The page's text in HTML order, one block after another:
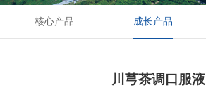
核心产品 成长产品
川芎茶调口服液